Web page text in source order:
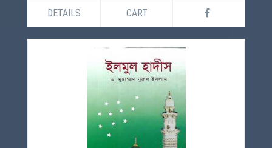
DETAILS CART